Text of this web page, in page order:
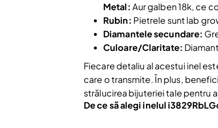
Metal: Aur galben 18k, ce
Rubin: Pietrele sunt lab
Diamantele secundare:
Culoare/Claritate:
Fiecare detaliu al acestui inel
care o transmite. În plus,
strălucirea bijuteriei tale pentru
De ce să alegi inelul